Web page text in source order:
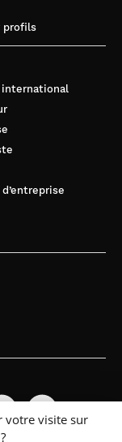
profils
international
votre visite sur